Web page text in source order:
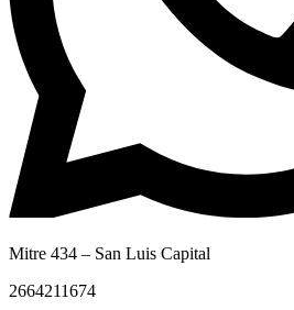
Mitre 434 – San Luis Capital
2664211674